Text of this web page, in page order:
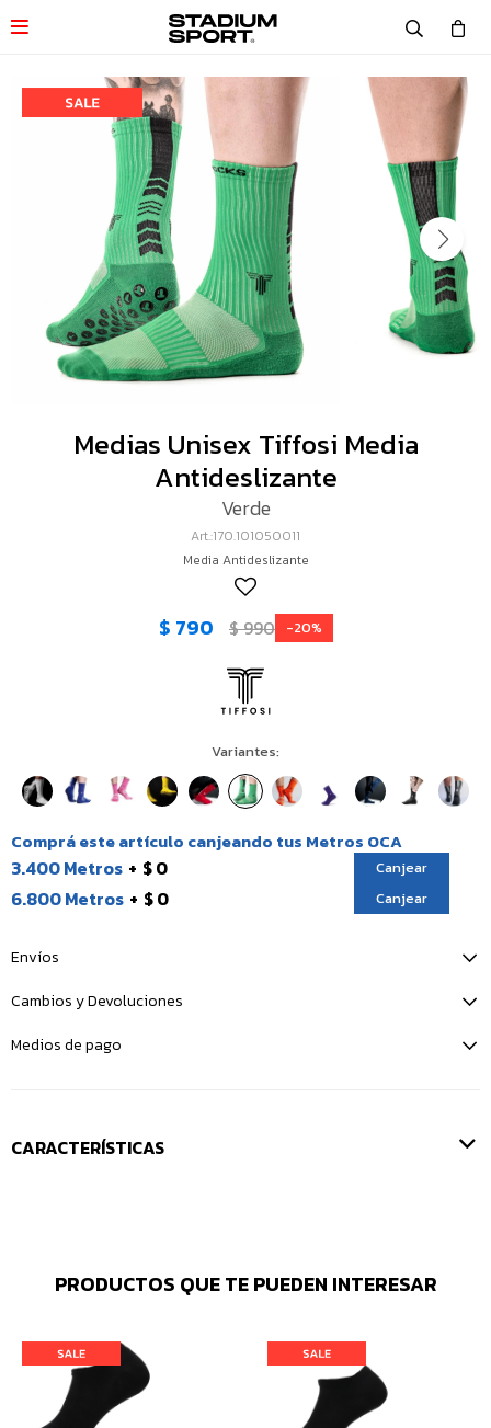

Medias Unisex Tiffosi Media
Antideslizante
Verde
170.101050011
Media Antideslizante
$ 790 $990 20
Variantes:
Comprá este artículo canjeando tus Metros OCA
3.400 Metros $ 0 Canjear
6.800 Metros $ 0 Canjear
Envíos
Cambios y Devoluciones
Medios de pago
CARACTERÍSTICAS
PRODUCTOS QUE TE PUEDEN INTERESAR